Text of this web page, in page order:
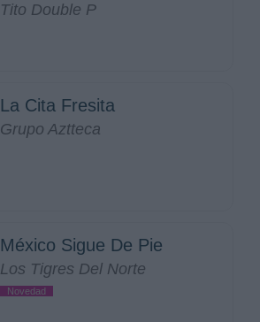
Tito Double P
La Cita Fresita
Grupo Aztteca
México Sigue De Pie
Los Tigres Del Norte
Novedad